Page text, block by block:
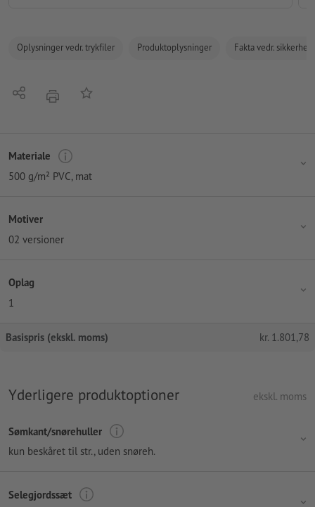
Oplysninger vedr. trykfiler Produktoplysninger Fakta vedr.
Del tryk Tilføj til huskelisten
Materiale
500 g/m² PVC, mat
Motiver
02 versioner
Oplag
1
Basispris (ekskl. moms) kr. 1.801,78
Yderligere produktoptioner ekskl. moms
Sømkant/snørehuller
kun beskåret til str., uden snøreh.
Selegjordssæt